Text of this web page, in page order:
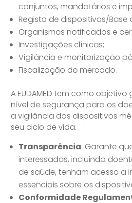
conjuntos, mandatários e
Registo de dispositivos/Base
Organismos notificados e
Investigações clínicas;
Vigilância e monitorização
Fiscalização do mercado.
A EUDAMED tem como
nível de segurança para os
a vigilância dos dispositivos
seu ciclo de vida.
Transparência: Garante
interessadas, incluindo
de saúde, tenham acesso a
essenciais sobre os
Conformidade